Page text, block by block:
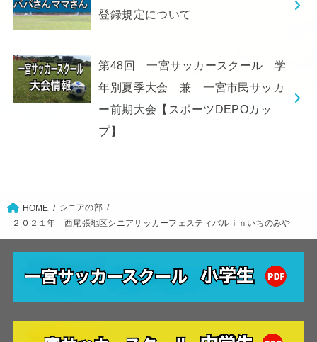
登録規定について
第48回 一宮サッカースクール 学
年別夏季大会 兼 一宮市民サッカ
ー前期大会【スポーツDEPOカッ
プ】
HOME
シニアの部
２０２１年 西尾張地区シニアサッカーフェスティバルｉｎいちのみや